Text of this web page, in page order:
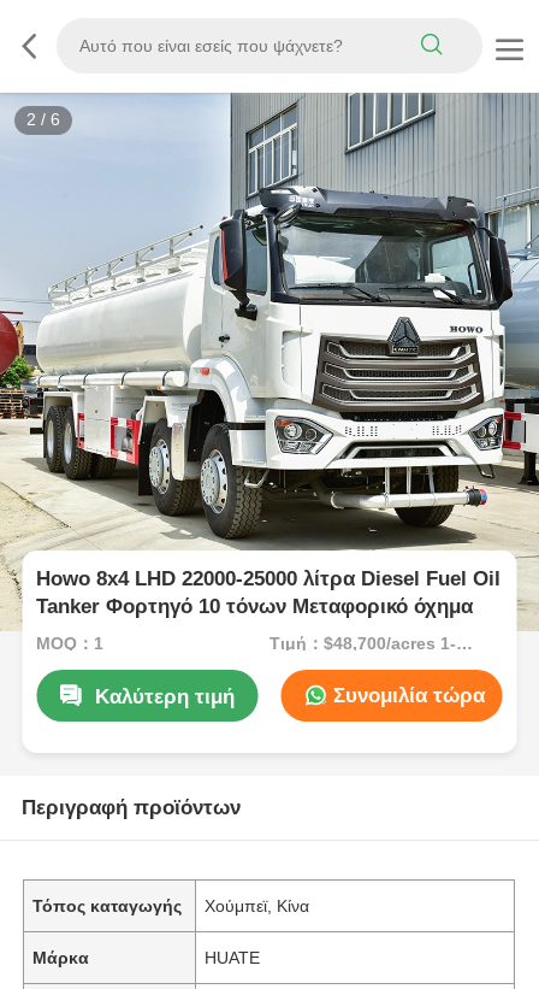
3 / 6
Howo 8x4 LHD 22000-25000 λίτρα Diesel Fuel Oil
Tanker Φορτηγό 10 τόνων Μεταφορικό όχημα
MOQ：1 Τιμή：$48,700/acres 1-49 acres
Καλύτερη τιμή Συνομιλία τώρα
Περιγραφή προϊόντων
Τόπος καταγωγής Χούμπεϊ, Κίνα
Μάρκα HUATE